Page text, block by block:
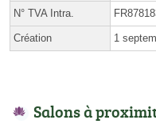
N° TVA Intra.
Création 1
Salons à